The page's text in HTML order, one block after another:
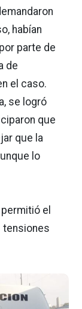
habían
parte de
de
el caso.
se logró
que
que la
lo
el
tensiones